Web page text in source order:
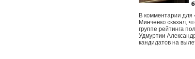
В комментарии для
Минченко сказал,
группе рейтинга
Удмуртии
кандидатов на